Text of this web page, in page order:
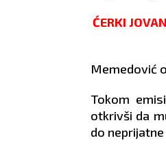
ĆERKI
Memedović
Tokom
otkrivši da
do
dobar plan
LJUBAV:
poslovne
partnerom